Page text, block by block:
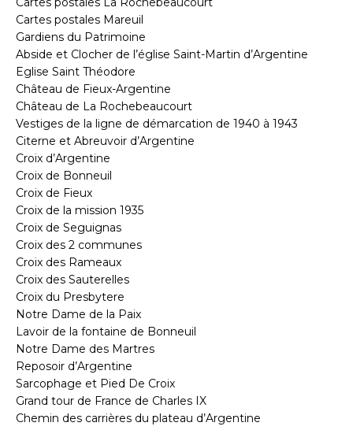
Cartes postales Mareuil
Gardiens du Patrimoine
Abside et Clocher de l’église Saint-Martin d’Argentine
Eglise Saint Théodore
Château de Fieux-Argentine
Château de La Rochebeaucourt
Vestiges de la ligne de démarcation de 1940 à 1943
Citerne et Abreuvoir d’Argentine
Croix d’Argentine
Croix de Bonneuil
Croix de Fieux
Croix de la mission 1935
Croix de Seguignas
Croix des 2 communes
Croix des Rameaux
Croix des Sauterelles
Croix du Presbytere
Notre Dame de la Paix
Lavoir de la fontaine de Bonneuil
Notre Dame des Martres
Reposoir d’Argentine
Sarcophage et Pied De Croix
Grand tour de France de Charles IX
Chemin des carrières du plateau d’Argentine